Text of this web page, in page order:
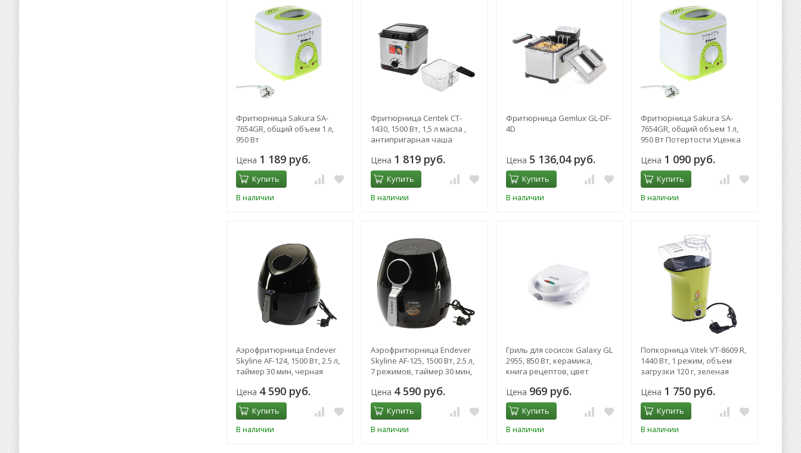
Фритюрница Sakura SA-
7654GR, общий объем 1 л,
950 Вт
Цена 1 189 руб.
Купить
В наличии
Фритюрница Centek CT-
1430, 1500 Вт, 1,5 л масла ,
антипригарная чаша
Цена 1 819 руб.
Купить
В наличии
Фритюрница Gemlux GL-DF-
4D
Цена 5 136,04 руб.
Купить
В наличии
Фритюрница Sakura SA-
7654GR, общий объем 1 л,
950 Вт Потертости Уценка
Цена 1 090 руб.
Купить
В наличии
Аэрофритюрница Endever
Skyline AF-124, 1500 Вт, 2.5 л,
таймер 30 мин, черная
Цена 4 590 руб.
Купить
В наличии
Аэрофритюрница Endever
Skyline AF-125, 1500 Вт, 2.5 л,
7 режимов, таймер 30 мин,
Цена 4 590 руб.
Купить
В наличии
Гриль для сосисок Galaxy GL
2955, 850 Вт, керамика,
книга рецептов, цвет
Цена 969 руб.
Купить
В наличии
Попкорница Vitek VT-8609 R,
1440 Вт, 1 режим, объем
загрузки 120 г, зеленая
Цена 1 750 руб.
Купить
В наличии